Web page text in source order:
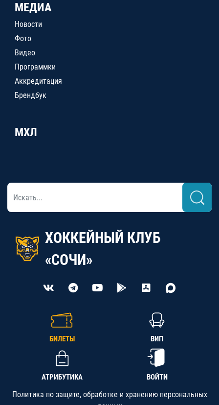
МЕДИА
Новости
Фото
Видео
Программки
Аккредитация
Брендбук
МХЛ
ХОККЕЙНЫЙ КЛУБ
«СОЧИ»
БИЛЕТЫ ВИП
АТРИБУТИКА ВОЙТИ
Политика по защите, обработке и хранению персональных